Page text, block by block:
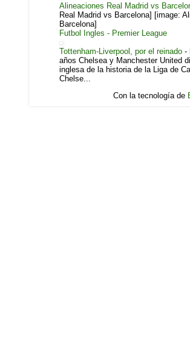
Alineaciones Real Madrid vs
Real Madrid vs Barcelona] [image:
Barcelona]
Futbol Ingles - Premier League
Tottenham-Liverpool, por el reinado -
años Chelsea y Manchester United
inglesa de la historia de la Liga de
Chelse...
Con la tecnología de